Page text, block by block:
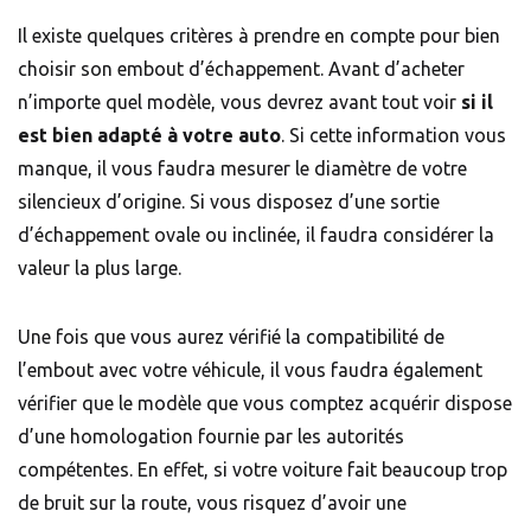
Il existe quelques critères à prendre en compte pour bien
choisir son embout d’échappement. Avant d’acheter
n’importe quel modèle, vous devrez avant tout voir si il
est bien adapté à votre auto. Si cette information vous
manque, il vous faudra mesurer le diamètre de votre
silencieux d’origine. Si vous disposez d’une sortie
d’échappement ovale ou inclinée, il faudra considérer la
valeur la plus large.
Une fois que vous aurez vérifié la compatibilité de
l’embout avec votre véhicule, il vous faudra également
vérifier que le modèle que vous comptez acquérir dispose
d’une homologation fournie par les autorités
compétentes. En effet, si votre voiture fait beaucoup trop
de bruit sur la route, vous risquez d’avoir une